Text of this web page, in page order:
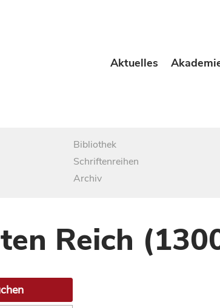
Aktuelles
Bibliothek
Schriftenreihen
Archiv
Reich